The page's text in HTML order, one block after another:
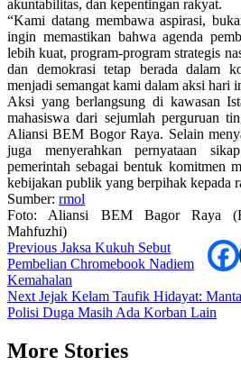
akuntabilitas, dan kepentingan rakyat.
“Kami datang membawa aspirasi,
ingin memastikan bahwa agenda
lebih kuat, program-program strategis
dan demokrasi tetap berada dalam
menjadi semangat kami dalam aksi hari
Aksi yang berlangsung di kawasan
mahasiswa dari sejumlah perguruan
Aliansi BEM Bogor Raya. Selain
juga menyerahkan pernyataan
pemerintah sebagai bentuk komitmen
kebijakan publik yang berpihak kepada
Sumber: rmol
Foto: Aliansi BEM Bagor Raya
Mahfuzhi)
Post
navigation
Previous Jaksa Kukuh Sebut
Pembelian Chromebook Nadiem
Kemahalan
Next Jejak Kelam Taufik Hidayat:
Polisi Duga Masih Ada Korban Lain
More Stories